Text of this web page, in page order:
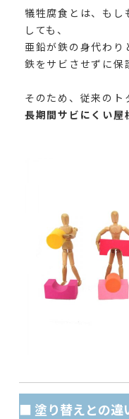
犠牲腐食とは、もし
しても、
亜鉛が鉄の身代わり
鉄をサビさせずに保
そのため、従来のト
長期間サビにくい屋
■ 塗り替えとの違